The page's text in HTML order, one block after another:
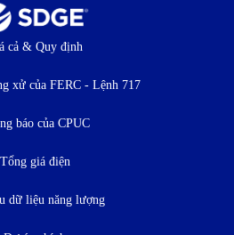
cả & Quy định
xử của FERC - Lệnh 717
báo của CPUC
Tổng giá điện
dữ liệu năng lượng